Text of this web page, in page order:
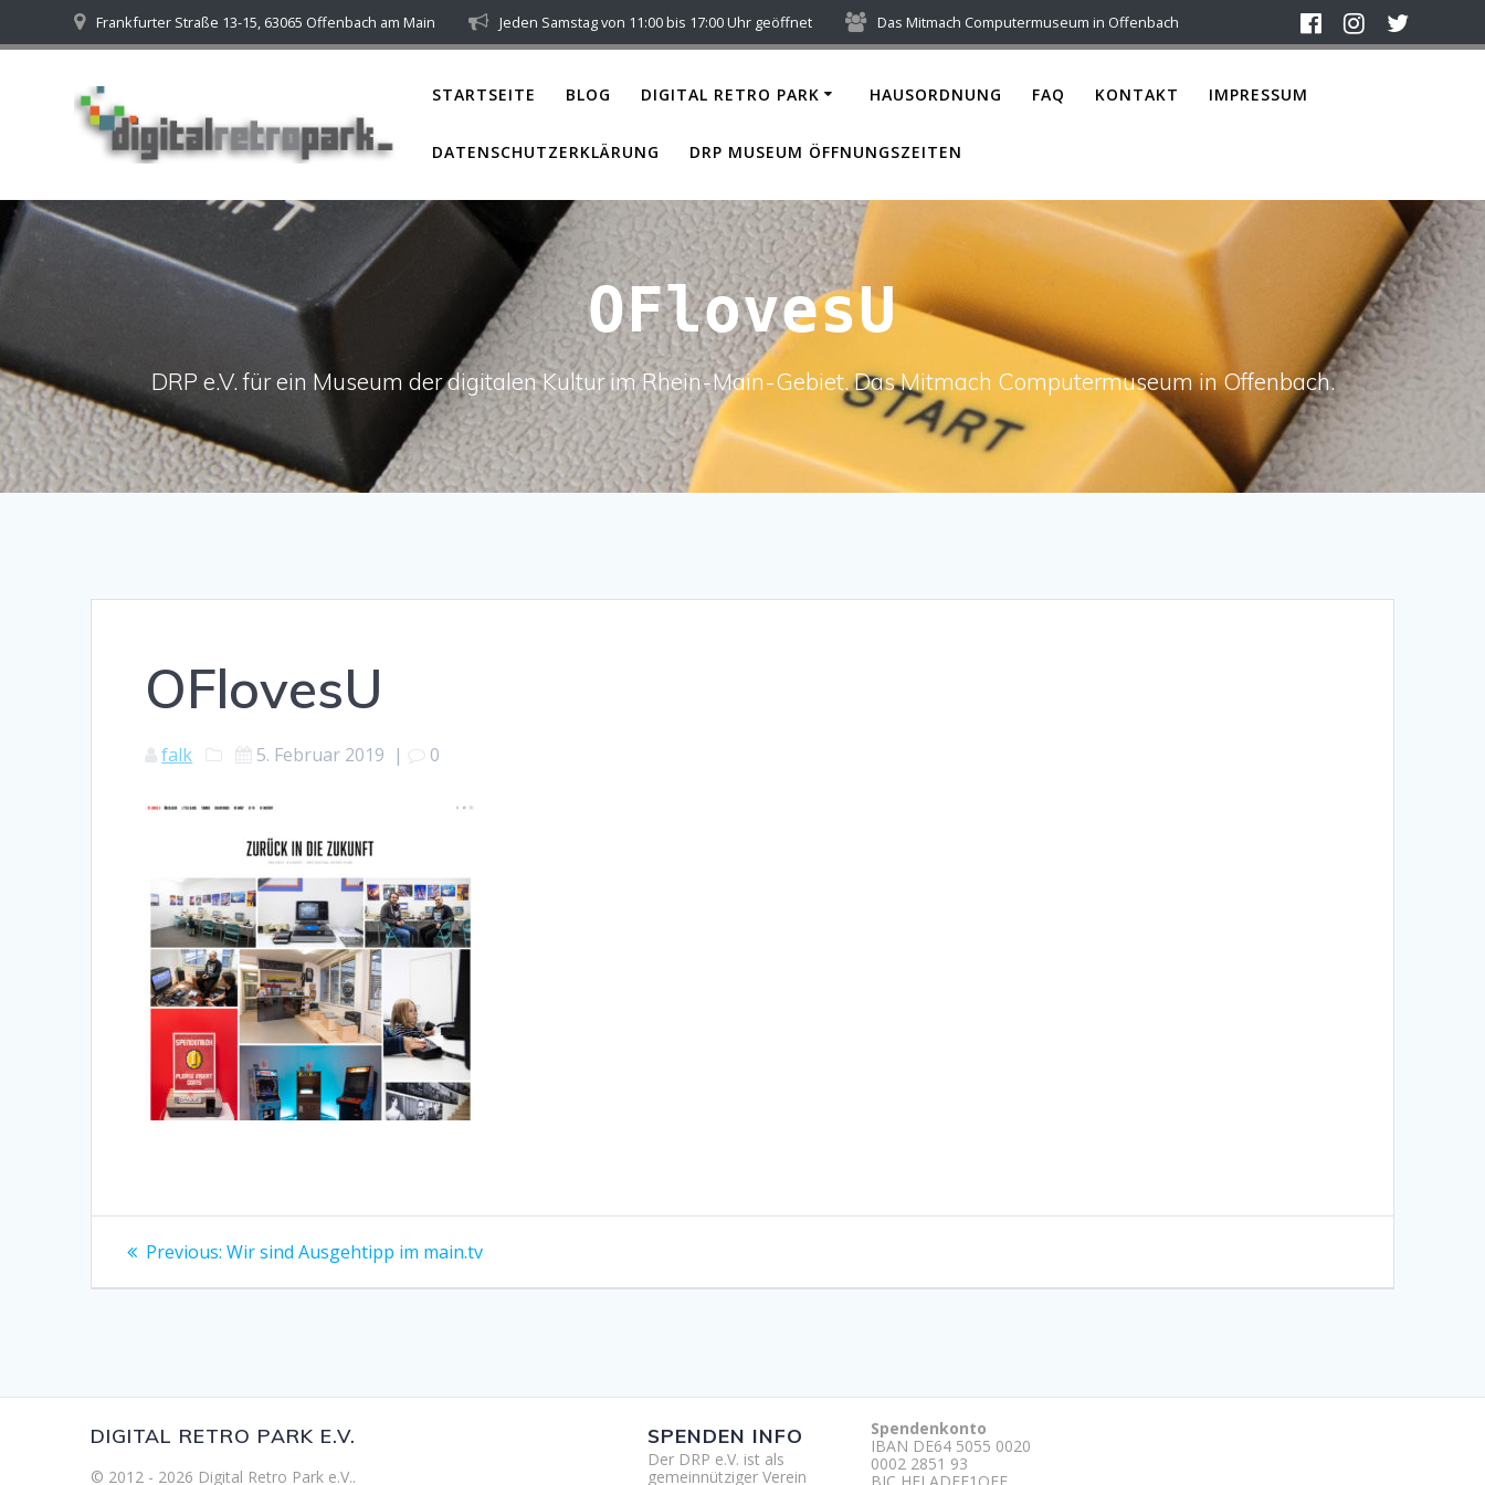
to
Frankfurter Straße 13-15, 63065 Offenbach am Main Jeden Samstag von 11:00 bis 17:00 Uhr geöffnet Das Mitmach Computermuseum in Offenbach
STARTSEITE BLOG DIGITAL RETRO PARK HAUSORDNUNG FAQ KONTAKT IMPRESSUM
DATENSCHUTZERKLÄRUNG DRP MUSEUM ÖFFNUNGSZEITEN
OFlovesU
DRP e.V. für ein Museum der digitalen Kultur im Rhein-Main-Gebiet. Das Mitmach Computermuseum in Offenbach.
OFlovesU
falk 5. Februar 2019 | 0
Beitragsnavigation
Previous: Previous
Wir sind Ausgehtipp im main.tv
DIGITAL RETRO PARK E.V.
© 2012 - 2026 Digital Retro Park e.V..
SPENDEN INFO
Der DRP e.V. ist als
gemeinnütziger Verein
Spendenkonto
IBAN DE64 5055 0020
0002 2851 93